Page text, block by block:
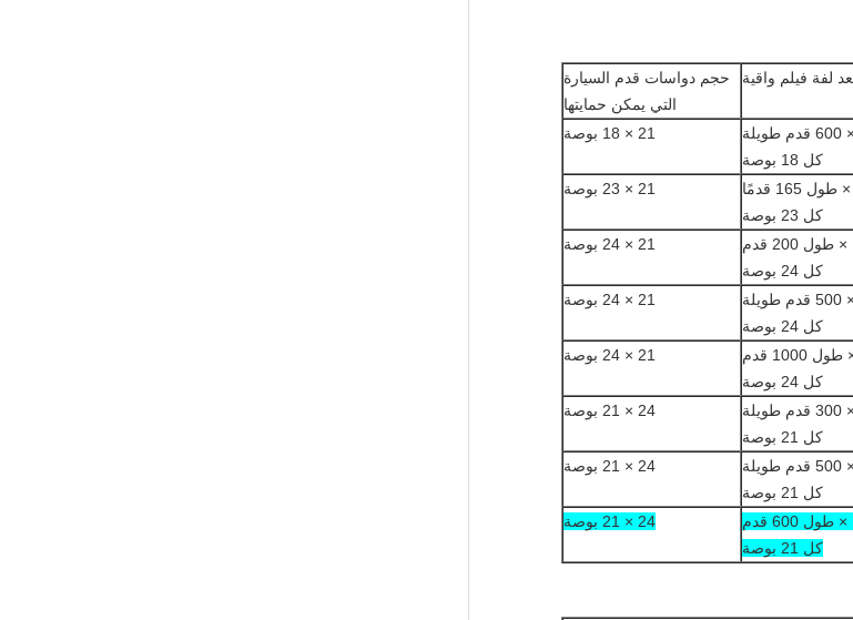
لفة فيلم واقية
حجم دواسات قدم السيارة
التي يمكن حمايتها
كل 18 بوصة
21 × 18 بوصة
كل 23 بوصة
21 × 23 بوصة
كل 24 بوصة
21 × 24 بوصة
كل 24 بوصة
21 × 24 بوصة
كل 24 بوصة
21 × 24 بوصة
كل 21 بوصة
24 × 21 بوصة
كل 21 بوصة
24 × 21 بوصة
كل 21 بوصة
24 × 21 بوصة